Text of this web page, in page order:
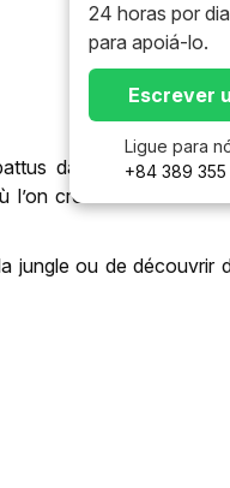
dans une zone
croise une riche
ou de découvrir
24 horas por
para apoiá-lo.
Escrever
Ligue para
+84 389 355